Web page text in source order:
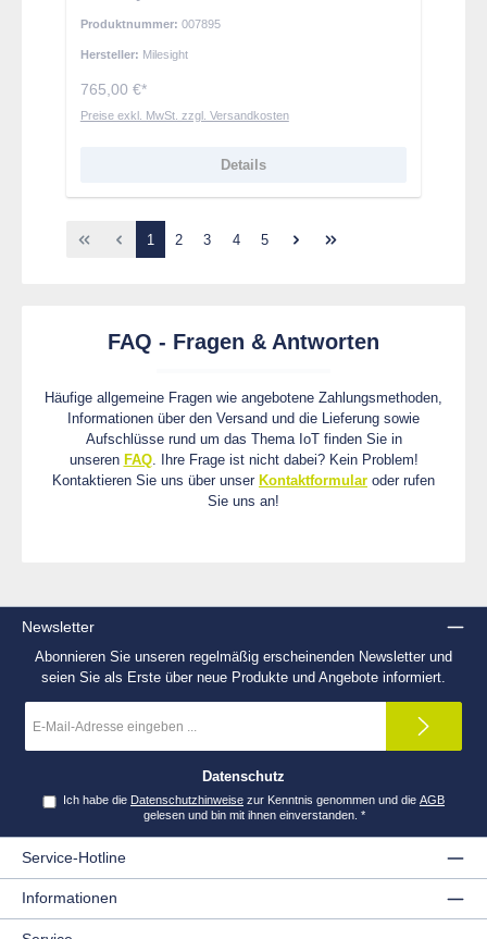
Produktnummer: 007895
Hersteller: Milesight
765,00 €*
Preise exkl. MwSt. zzgl. Versandkosten
Details
Seite
1 Seite
2 Seite
3 Seite
4 Seite
5
FAQ - Fragen & Antworten
Häufige allgemeine Fragen wie angebotene Zahlungsmethoden,
Informationen über den Versand und die Lieferung sowie
Aufschlüsse rund um das Thema IoT finden Sie in
unseren FAQ. Ihre Frage ist nicht dabei? Kein Problem!
Kontaktieren Sie uns über unser Kontaktformular oder rufen
Sie uns an!
Newsletter
Abonnieren Sie unseren regelmäßig erscheinenden Newsletter und
seien Sie als Erste über neue Produkte und Angebote informiert.
Mail-
*
Datenschutz
Ich habe die Datenschutzhinweisezur Kenntnis genommen und die AGB
gelesen und bin mit ihnen einverstanden. *
Service-Hotline
Informationen